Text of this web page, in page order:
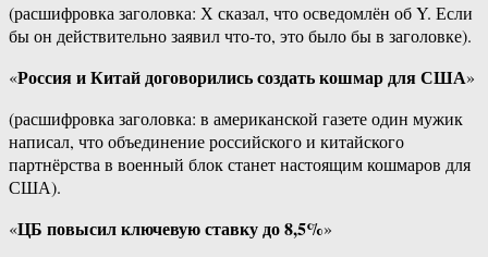
(расшифровка заголовка: Х сказал, что осведомлён об Y. Если
бы он действительно заявил что-то, это было бы в заголовке).
«Россия и Китай договорились создать кошмар для США»
(расшифровка заголовка: в американской газете один мужик
написал, что объединение российского и китайского
партнёрства в военный блок станет настоящим кошмаров для
США).
«ЦБ повысил ключевую ставку до 8,5%»